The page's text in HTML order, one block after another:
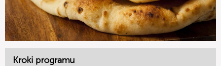
Kroki programu